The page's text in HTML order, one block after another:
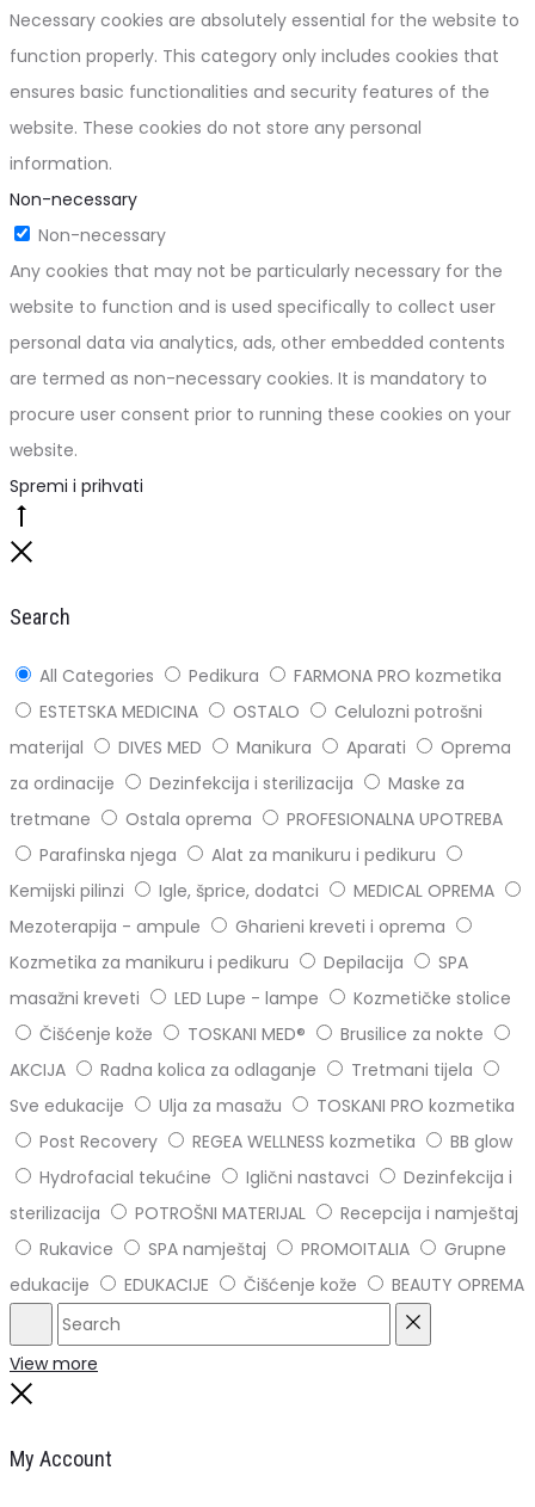
Necessary cookies are absolutely essential for the website to
function properly. This category only includes cookies that
ensures basic functionalities and security features of the
website. These cookies do not store any personal
information.
Non-necessary
Non-necessary
Any cookies that may not be particularly necessary for the
website to function and is used specifically to collect user
personal data via analytics, ads, other embedded contents
are termed as non-necessary cookies. It is mandatory to
procure user consent prior to running these cookies on your
website.
Spremi i prihvati
Search
All Categories Pedikura
FARMONA PRO kozmetika
ESTETSKA MEDICINA
OSTALO
Celulozni potrošni
materijal
DIVES MED Manikura Aparati
Oprema
za ordinacije
Dezinfekcija i sterilizacija
Maske za
tretmane
Ostala oprema
PROFESIONALNA UPOTREBA
Parafinska njega
Alat za manikuru i pedikuru
Kemijski pilinzi
Igle, šprice, dodatci
MEDICAL OPREMA
Mezoterapija - ampule
Gharieni kreveti i oprema
Kozmetika za manikuru i pedikuru
Depilacija
SPA
masažni kreveti
LED Lupe - lampe
Kozmetičke stolice
Čišćenje kože
TOSKANI MED®️
Brusilice za nokte
AKCIJA
Radna kolica za odlaganje
Tretmani tijela
Sve edukacije
Ulja za masažu
TOSKANI PRO kozmetika
Post Recovery
REGEA WELLNESS kozmetika
BB glow
Hydrofacial tekućine
Iglični nastavci
Dezinfekcija i
sterilizacija
POTROŠNI MATERIJAL
Recepcija i namještaj
Rukavice
SPA namještaj PROMOITALIA
Grupne
edukacije
EDUKACIJE Čišćenje kože BEAUTY OPREMA
Search
View more
My Account